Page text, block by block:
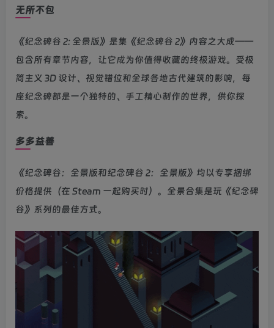
无所不包
《纪念碑谷 2: 全景版》是集《纪念碑谷 2》内容之大成——
包含所有章节内容，让它成为你值得收藏的终极游戏。受极
简主义 3D 设计、视觉错位和全球各地古代建筑的影响，每
座纪念碑都是一个独特的、手工精心制作的世界，供你探
索。
多多益善
《纪念碑谷：全景版和纪念碑谷 2：全景版》均以专享捆绑
价格提供（在 Steam 一起购买时）。全景合集是玩《纪念碑
谷》系列的最佳方式。